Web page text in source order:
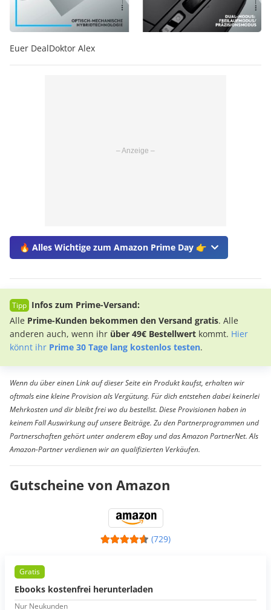
Euer DealDoktor Alex
🔥 Alles Wichtige zum Amazon Prime Day 👉
Infos zum Prime-Versand:
Alle Prime-Kunden bekommen den Versand gratis. Alle
anderen auch, wenn ihr über 49€ Bestellwert kommt. Hier
könnt ihr Prime 30 Tage lang kostenlos testen.
Wenn du über einen Link auf dieser Seite ein Produkt kaufst, erhalten wir
oftmals eine kleine Provision als Vergütung. Für dich entstehen dabei keinerlei
Mehrkosten und dir bleibt frei wo du bestellst. Diese Provisionen haben in
keinem Fall Auswirkung auf unsere Beiträge. Zu den Partnerprogrammen und
Partnerschaften gehört unter anderem eBay und das Amazon PartnerNet. Als
Amazon-Partner verdienen wir an qualifizierten Verkäufen.
Gutscheine von Amazon
(729)
Gratis
Ebooks kostenfrei herunterladen
Nur Neukunden